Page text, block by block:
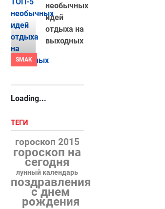
SMAK
необычных
идей
отдыха на
выходных
Loading...
ТЕГИ
гороскоп 2015
гороскоп на
сегодня
лунный календарь
поздравления
с днем
рождения